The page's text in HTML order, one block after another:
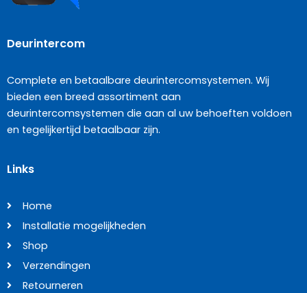
Deurintercom
Complete en betaalbare deurintercomsystemen. Wij
bieden een breed assortiment aan
deurintercomsystemen die aan al uw behoeften voldoen
en tegelijkertijd betaalbaar zijn.
Links
Home
Installatie mogelijkheden
Shop
Verzendingen
Retourneren